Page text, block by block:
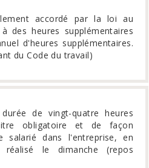
accordé par la loi au
des heures supplémentaires
d'heures supplémentaires.
du Code du travail)
de vingt-quatre heures
obligatoire et de façon
salarié dans l'entreprise, en
le dimanche (repos